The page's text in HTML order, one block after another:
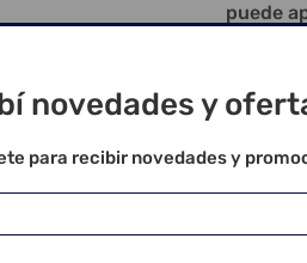
puede
Due
puede
se
novedades y
para recibir novedades y